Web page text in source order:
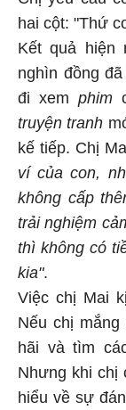
hai cột: "Thứ
Kết quả hiện
nghìn đồng
đi xem phim
truyện tranh
kế tiếp. Chị
ví của con,
không cấp
trải nghiệm
thì không có
kia".
Việc chị Mai
Nếu chị
hãi và tìm
Nhưng khi chị
hiểu về sự